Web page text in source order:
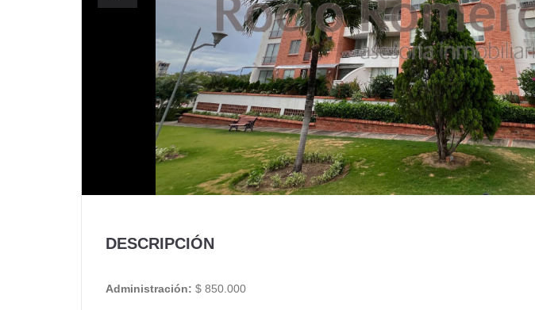
DESCRIPCIÓN
Administración: $ 850.000